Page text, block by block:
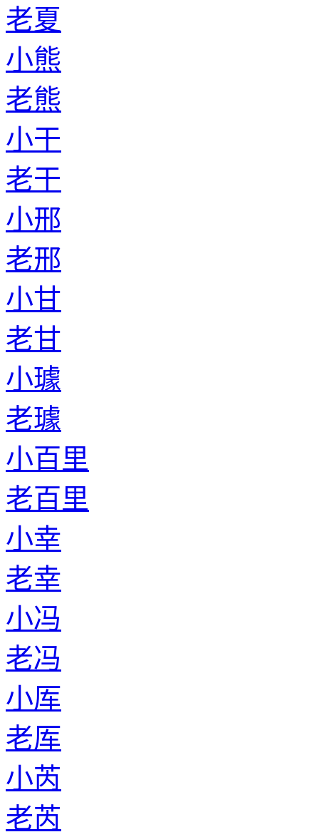
老夏
小熊
老熊
小干
老干
小邢
老邢
小甘
老甘
小璩
老璩
小百里
老百里
小幸
老幸
小冯
老冯
小厍
老厍
小芮
老芮